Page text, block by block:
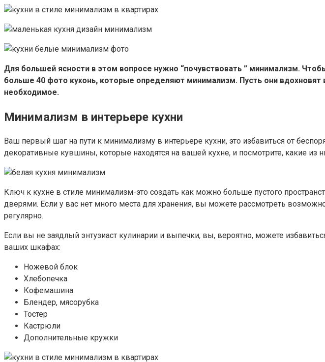
Для большей ясности в этом вопросе нужно “почувствовать ” минимализм.
больше 40 фото кухонь, которые определяют минимализм. Пусть они
необходимое.
Минимализм в интерьере кухни
Ваш первый шаг на пути к минимализму в интерьере кухни, это избавиться от
декоративные кувшины, которые находятся на вашей кухне, и посмотрите, какие из
Ключ к кухне в стиле минимализм-это создать как можно больше пустого
дверями. Если у вас нет много места для хранения, вы можете рассмотреть
регулярно.
Если вы не заядлый энтузиаст кулинарии и выпечки, вы, вероятно, можете
ваших шкафах:
Ножевой блок
Хлебопечка
Кофемашина
Блендер, мясорубка
Тостер
Кастрюли
Дополнительные кружки